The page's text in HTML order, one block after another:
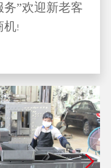
”欢迎新老客
机!